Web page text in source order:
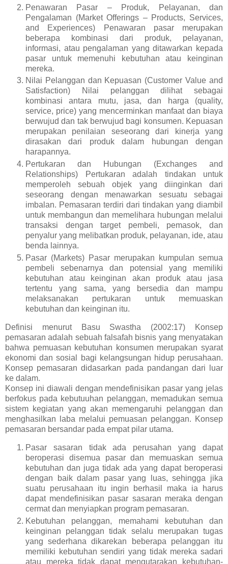
Penawaran Pasar – Produk, Pelayanan, dan
Pengalaman (Market Offerings – Products, Services,
and Experiences) Penawaran pasar merupakan
beberapa kombinasi dari produk, pelayanan,
informasi, atau pengalaman yang ditawarkan kepada
pasar untuk memenuhi kebutuhan atau keinginan
mereka.
Nilai Pelanggan dan Kepuasan (Customer Value and
Satisfaction) Nilai pelanggan dilihat sebagai
kombinasi antara mutu, jasa, dan harga (quality,
service, price) yang mencerminkan manfaat dan biaya
berwujud dan tak berwujud bagi konsumen. Kepuasan
merupakan penilaian seseorang dari kinerja yang
dirasakan dari produk dalam hubungan dengan
harapannya.
Pertukaran dan Hubungan (Exchanges and
Relationships) Pertukaran adalah tindakan untuk
memperoleh sebuah objek yang diinginkan dari
seseorang dengan menawarkan sesuatu sebagai
imbalan. Pemasaran terdiri dari tindakan yang diambil
untuk membangun dan memelihara hubungan melalui
transaksi dengan target pembeli, pemasok, dan
penyalur yang melibatkan produk, pelayanan, ide, atau
benda lainnya.
Pasar (Markets) Pasar merupakan kumpulan semua
pembeli sebenarnya dan potensial yang memiliki
kebutuhan atau keinginan akan produk atau jasa
tertentu yang sama, yang bersedia dan mampu
melaksanakan pertukaran untuk memuaskan
kebutuhan dan keinginan itu.
Definisi menurut Basu Swastha (2002:17) Konsep
pemasaran adalah sebuah falsafah bisnis yang menyatakan
bahwa pemuasan kebutuhan konsumen merupakan syarat
ekonomi dan sosial bagi kelangsungan hidup perusahaan.
Konsep pemasaran didasarkan pada pandangan dari luar
ke dalam.
Konsep ini diawali dengan mendefinisikan pasar yang jelas
berfokus pada kebutuuhan pelanggan, memadukan semua
sistem kegiatan yang akan memengaruhi pelanggan dan
menghasilkan laba melalui pemuasan pelanggan. Konsep
pemasaran bersandar pada empat pilar utama.
Pasar sasaran tidak ada perusahan yang dapat
beroperasi disemua pasar dan memuaskan semua
kebutuhan dan juga tidak ada yang dapat beroperasi
dengan baik dalam pasar yang luas, sehingga jika
suatu perusahaan itu ingin berhasil maka ia harus
dapat mendefinisikan pasar sasaran meraka dengan
cermat dan menyiapkan program pemasaran.
Kebutuhan pelanggan, memahami kebutuhan dan
keinginan pelanggan tidak selalu merupakan tugas
yang sederhana dikarekan beberapa pelanggan itu
memiliki kebutuhan sendiri yang tidak mereka sadari
atau mereka tidak dapat mengutarakan kebutuhan-